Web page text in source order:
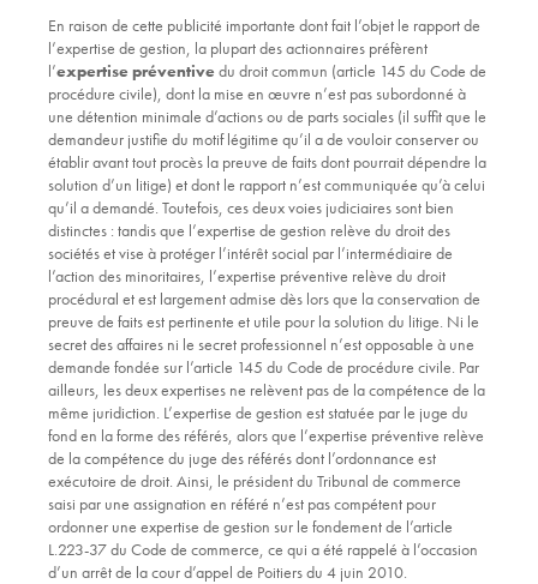
En raison de cette publicité importante dont fait l’objet le rapport de
l’expertise de gestion, la plupart des actionnaires préfèrent
l’expertise préventivedu droit commun (article 145 du Code de
procédure civile), dont la mise en œuvre n’est pas subordonné à
une détention minimale d’actions ou de parts sociales (il suffit que le
demandeur justifie du motif légitime qu’il a de vouloir conserver ou
établir avant tout procès la preuve de faits dont pourrait dépendre la
solution d’un litige) et dont le rapport n’est communiquée qu’à celui
qu’il a demandé. Toutefois, ces deux voies judiciaires sont bien
distinctes : tandis que l’expertise de gestion relève du droit des
sociétés et vise à protéger l’intérêt social par l’intermédiaire de
l’action des minoritaires, l’expertise préventive relève du droit
procédural et est largement admise dès lors que la conservation de
preuve de faits est pertinente et utile pour la solution du litige. Ni le
secret des affaires ni le secret professionnel n’est opposable à une
demande fondée sur l’article 145 du Code de procédure civile. Par
ailleurs, les deux expertises ne relèvent pas de la compétence de la
même juridiction. L’expertise de gestion est statuée par le juge du
fond en la forme des référés, alors que l’expertise préventive relève
de la compétence du juge des référés dont l’ordonnance est
exécutoire de droit. Ainsi, le président du Tribunal de commerce
saisi par une assignation en référé n’est pas compétent pour
ordonner une expertise de gestion sur le fondement de l’article
L.223-37 du Code de commerce, ce qui a été rappelé à l’occasion
d’un arrêt de la cour d’appel de Poitiers du 4 juin 2010.